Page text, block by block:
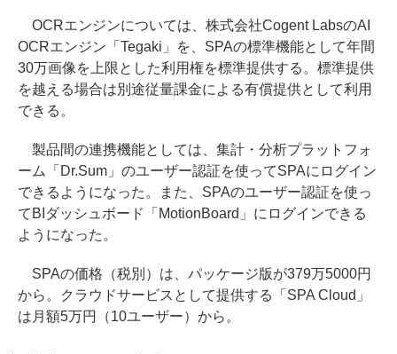
OCRエンジンについては、株式会社Cogent LabsのAI
OCRエンジン「Tegaki」を、SPAの標準機能として年間
30万画像を上限とした利用権を標準提供する。標準提供
を越える場合は別途従量課金による有償提供として利用
できる。
製品間の連携機能としては、集計・分析プラットフォ
ーム「Dr.Sum」のユーザー認証を使ってSPAにログイン
できるようになった。また、SPAのユーザー認証を使っ
てBIダッシュボード「MotionBoard」にログインできる
ようになった。
SPAの価格（税別）は、パッケージ版が379万5000円
から。クラウドサービスとして提供する「SPA Cloud」
は月額5万円（10ユーザー）から。